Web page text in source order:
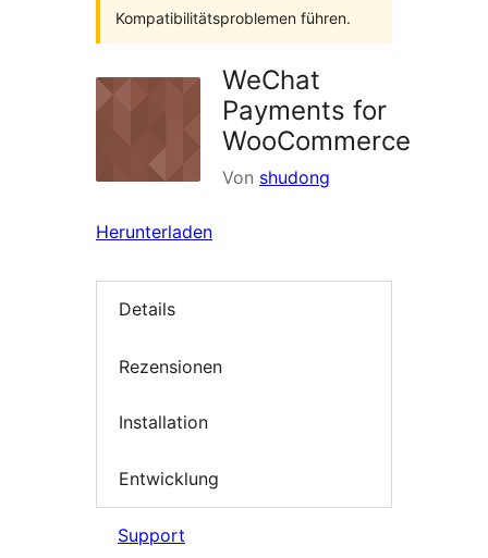
Kompatibilitätsproblemen führen.
WeChat
Payments for
WooCommerce
Von shudong
Herunterladen
Details
Rezensionen
Installation
Entwicklung
Support